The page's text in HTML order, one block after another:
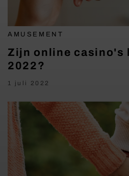
AMUSEMENT
Zijn online casino's
2022?
1 juli 2022